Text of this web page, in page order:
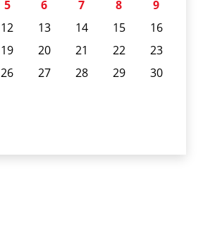
5 6 7 8
9
12 13 14 15
16
19 20 21 22
23
26 27 28 29
30